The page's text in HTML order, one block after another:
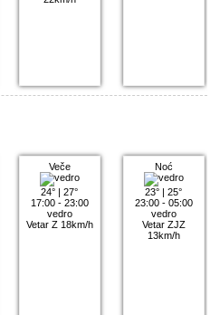
Veče
24° |27°
17:00 - 23:00
vedro
Vetar Z 18km/h
Noć
23° |25°
23:00 - 05:00
vedro
Vetar ZJZ
13km/h